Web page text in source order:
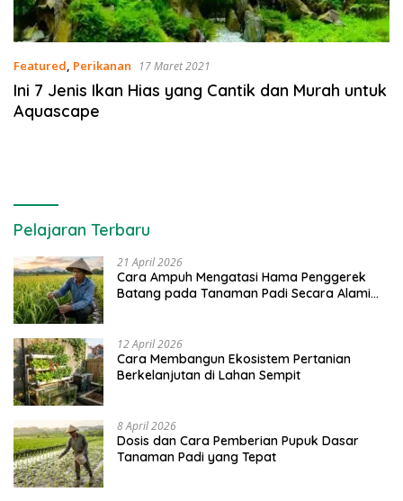
Featured, Perikanan 17 Maret 2021
Ini 7 Jenis Ikan Hias yang Cantik dan Murah untuk
Aquascape
Pelajaran Terbaru
21 April 2026
Cara Ampuh Mengatasi Hama Penggerek
Batang pada Tanaman Padi Secara Alami
12 April 2026
Cara Membangun Ekosistem Pertanian
Berkelanjutan di Lahan Sempit
8 April 2026
Dosis dan Cara Pemberian Pupuk Dasar
Tanaman Padi yang Tepat